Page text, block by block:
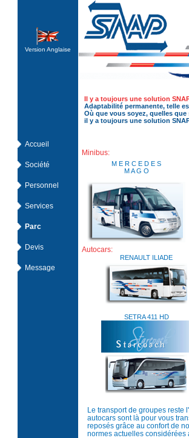
Version Anglaise
Accueil
Société
Personnel
Services
Parc
Devis
Message
Il y a toujours une solution
Adaptabilité permanente, telle
Où que vous soyez, quelles
il y a toujours une solution
Minibus:
M E R C E D E S
M A G O
Autocars:
RENAULT ILIADE
SETRA 411 HD
Le transport de groupes reste
autocars sont là pour vous
reposés grâce au confort de
normes actuelles considérées